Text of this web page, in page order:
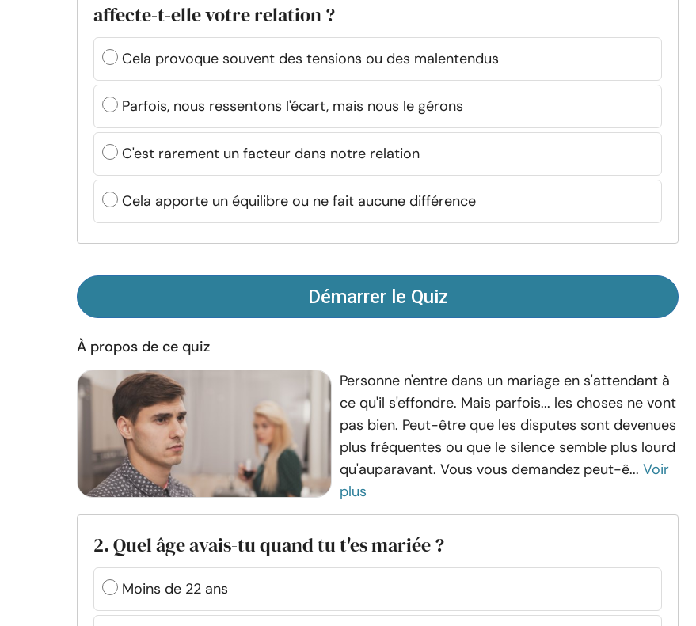
affecte-t-elle votre relation ?
Cela provoque souvent des tensions ou des malentendus
Parfois, nous ressentons l'écart, mais nous le gérons
C'est rarement un facteur dans notre relation
Cela apporte un équilibre ou ne fait aucune différence
Démarrer le Quiz
À propos de ce quiz
Personne n'entre dans un mariage en s'attendant à
ce qu'il s'effondre. Mais parfois... les choses ne vont
pas bien. Peut-être que les disputes sont devenues
plus fréquentes ou que le silence semble plus lourd
qu'auparavant. Vous vous demandez peut-ê... Voir
plus
2. Quel âge avais-tu quand tu t'es mariée ?
Moins de 22 ans